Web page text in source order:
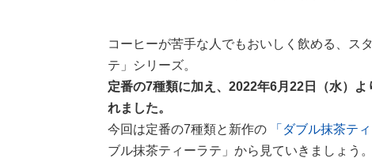
コーヒーが苦手な人でもおいしく飲める、ス
テ」シリーズ。
定番の7種類に加え、2022年6月22日（水）
れました。
今回は定番の7種類と新作の
「ダブル抹茶ティ
ブル抹茶ティーラテ」から見ていきましょう。